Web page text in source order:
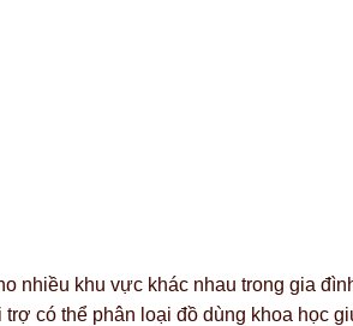
nhiều khu vực khác nhau trong gia
có thể phân loại đồ dùng khoa học